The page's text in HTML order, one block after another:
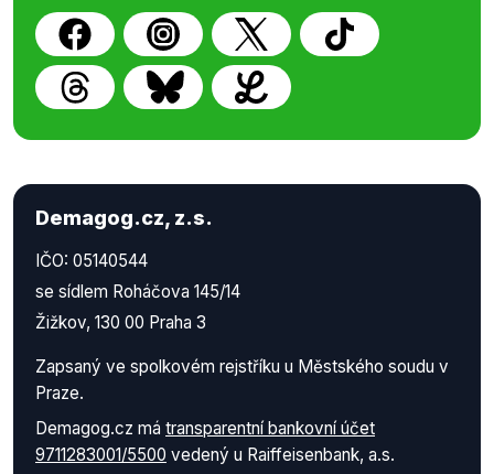
Demagog.cz, z.s.
IČO: 05140544
se sídlem Roháčova 145/14
Žižkov, 130 00 Praha 3
Zapsaný ve spolkovém rejstříku u Městského soudu v
Praze.
Demagog.cz má transparentní bankovní účet
9711283001/5500 vedený u Raiffeisenbank, a.s.